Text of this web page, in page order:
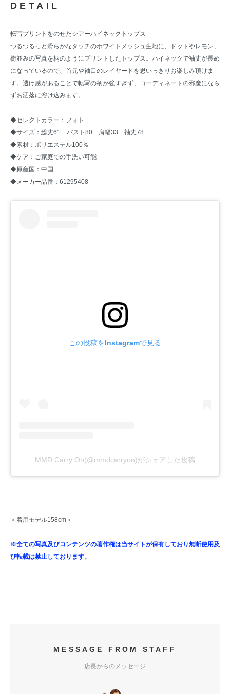
DETAIL
転写プリントをのせたシアーハイネックトップス
つるつるっと滑らかなタッチのホワイトメッシュ生地に、ドットやレモン、
街並みの写真を柄のようにプリントしたトップス。ハイネックで袖丈が長め
になっているので、首元や袖口のレイヤードを思いっきりお楽しみ頂けま
す。透け感があることで転写の柄が強すぎず、コーディネートの邪魔になら
ずお洒落に溶け込みます。
◆セレクトカラー：フォト
◆サイズ：総丈61 バスト80 肩幅33 袖丈78
◆素材：ポリエステル100％
◆ケア：ご家庭での手洗い可能
◆原産国：中国
◆メーカー品番：61295408
この投稿をInstagramで見る
MMD Carry On(@mmdcarryon)がシェアした投稿
＜着用モデル158cm＞
※全ての写真及びコンテンツの著作権は当サイトが保有しており無断使用及
び転載は禁止しております。
MESSAGE FROM STAFF
店長からのメッセージ